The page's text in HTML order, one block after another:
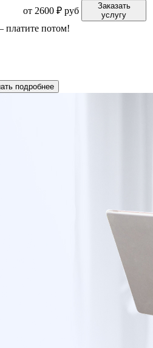
от 2600 ₽ руб
Заказать
услугу
потом!
подробнее